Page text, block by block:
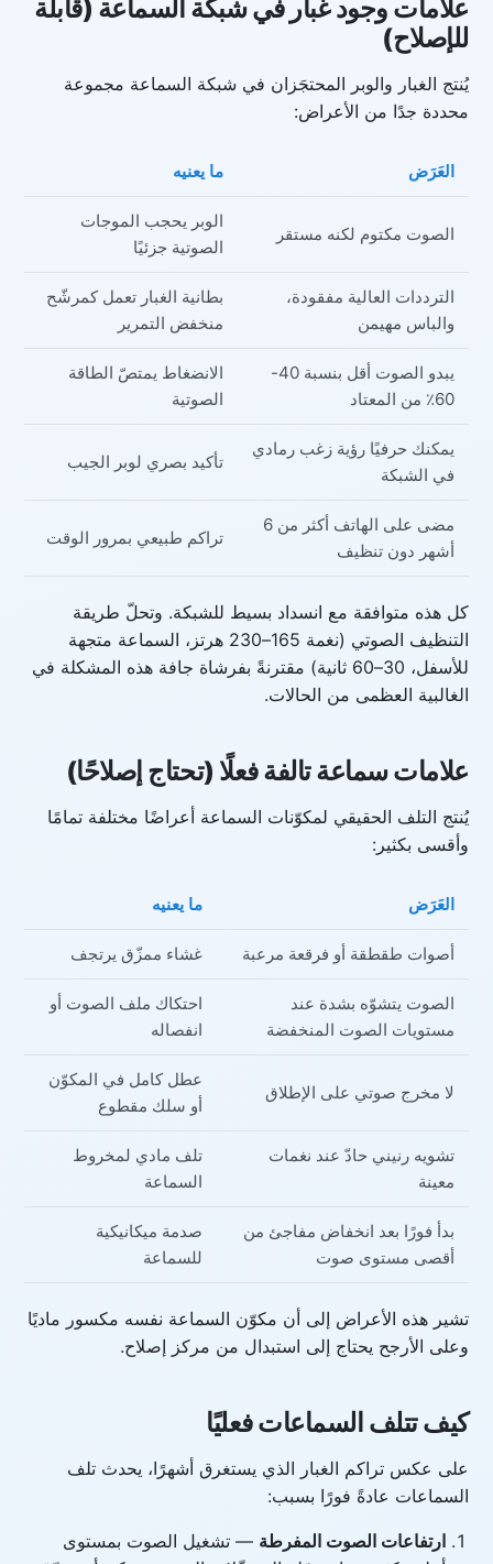
علامات وجود غبار في شبكة السماعة (قابلة
للإصلاح)
يُنتج الغبار والوبر المحتجَزان في شبكة السماعة مجموعة
محددة جدًا من الأعراض:
العَرَض ما يعنيه
الصوت مكتوم لكنه مستقر
الوبر يحجب الموجات
الصوتية جزئيًا
الترددات العالية مفقودة،
والباس مهيمن
بطانية الغبار تعمل كمرشّح
منخفض التمرير
يبدو الصوت أقل بنسبة 40-
60٪ من المعتاد
الانضغاط يمتصّ الطاقة
الصوتية
يمكنك حرفيًا رؤية زغب رمادي
في الشبكة
تأكيد بصري لوبر الجيب
مضى على الهاتف أكثر من 6
أشهر دون تنظيف
تراكم طبيعي بمرور الوقت
كل هذه متوافقة مع انسداد بسيط للشبكة. وتحلّ طريقة
التنظيف الصوتي (نغمة 165–230 هرتز، السماعة متجهة
للأسفل، 30–60 ثانية) مقترنةً بفرشاة جافة هذه المشكلة في
الغالبية العظمى من الحالات.
علامات سماعة تالفة فعلًا (تحتاج إصلاحًا)
يُنتج التلف الحقيقي لمكوّنات السماعة أعراضًا مختلفة تمامًا
وأقسى بكثير:
العَرَض ما يعنيه
أصوات طقطقة أو فرقعة مرعبة غشاء ممزّق يرتجف
الصوت يتشوّه بشدة عند
مستويات الصوت المنخفضة
احتكاك ملف الصوت أو
انفصاله
لا مخرج صوتي على الإطلاق
عطل كامل في المكوّن
أو سلك مقطوع
تشويه رنيني حادّ عند نغمات
معينة
تلف مادي لمخروط
السماعة
بدأ فورًا بعد انخفاض مفاجئ من
أقصى مستوى صوت
صدمة ميكانيكية
للسماعة
تشير هذه الأعراض إلى أن مكوّن السماعة نفسه مكسور ماديًا
وعلى الأرجح يحتاج إلى استبدال من مركز إصلاح.
كيف تتلف السماعات فعليًا
على عكس تراكم الغبار الذي يستغرق أشهرًا، يحدث تلف
السماعات عادةً فورًا بسبب:
ارتفاعات الصوت المفرطة — تشغيل الصوت بمستوى